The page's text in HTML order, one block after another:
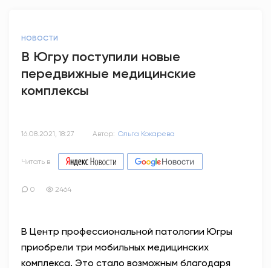
НОВОСТИ
В Югру поступили новые
передвижные медицинские
комплексы
16.08.2021, 18:27 Автор: Ольга Кокарева
Читать в
0 2464
В Центр профессиональной патологии Югры
приобрели три мобильных медицинских
комплекса. Это стало возможным благодаря